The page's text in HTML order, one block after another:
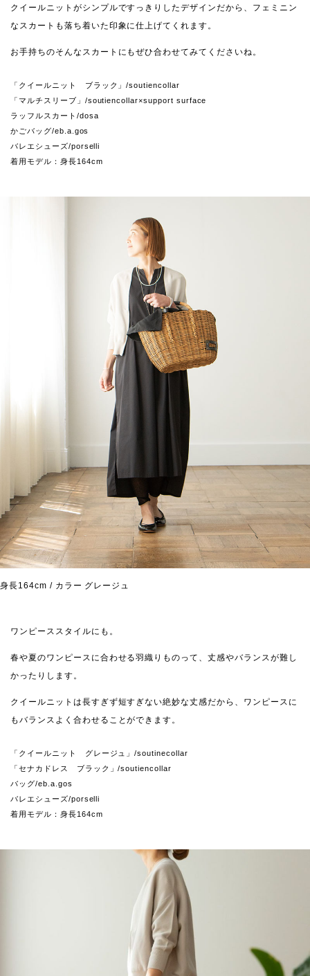
クイールニットがシンプルですっきりしたデザインだから、フェミニン
なスカートも落ち着いた印象に仕上げてくれます。
お手持ちのそんなスカートにもぜひ合わせてみてくださいね。
「クイールニット ブラック」/soutiencollar
「マルチスリーブ」/soutiencollar×support surface
ラッフルスカート/dosa
かごバッグ/eb.a.gos
バレエシューズ/porselli
着用モデル：身長164cm
身長164cm / カラー グレージュ
ワンピーススタイルにも。
春や夏のワンピースに合わせる羽織りものって、丈感やバランスが難し
かったりします。
クイールニットは長すぎず短すぎない絶妙な丈感だから、ワンピースに
もバランスよく合わせることができます。
「クイールニット グレージュ」/soutinecollar
「セナカドレス ブラック」/soutiencollar
バッグ/eb.a.gos
バレエシューズ/porselli
着用モデル：身長164cm